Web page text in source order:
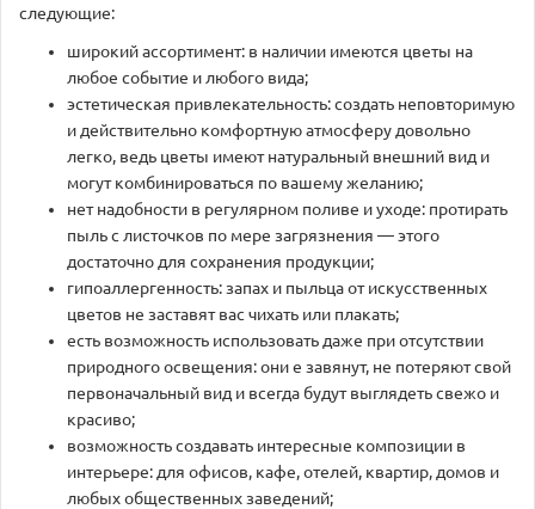
следующие:
широкий ассортимент: в наличии имеются цветы на
любое событие и любого вида;
эстетическая привлекательность: создать неповторимую
и действительно комфортную атмосферу довольно
легко, ведь цветы имеют натуральный внешний вид и
могут комбинироваться по вашему желанию;
нет надобности в регулярном поливе и уходе: протирать
пыль с листочков по мере загрязнения — этого
достаточно для сохранения продукции;
гипоаллергенность: запах и пыльца от искусственных
цветов не заставят вас чихать или плакать;
есть возможность использовать даже при отсутствии
природного освещения: они е завянут, не потеряют свой
первоначальный вид и всегда будут выглядеть свежо и
красиво;
возможность создавать интересные композиции в
интерьере: для офисов, кафе, отелей, квартир, домов и
любых общественных заведений;